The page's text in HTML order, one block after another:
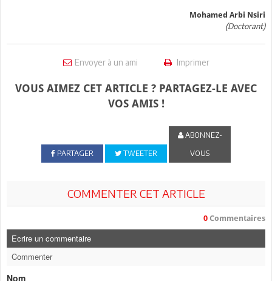
Mohamed Arbi Nsiri
(Doctorant)
Envoyer à un ami Imprimer
VOUS AIMEZ CET ARTICLE ? PARTAGEZ-LE AVEC
VOS AMIS !
PARTAGER TWEETER
ABONNEZ-
VOUS
COMMENTER CET ARTICLE
0 Commentaires
Ecrire un commentaire
Commenter
Nom